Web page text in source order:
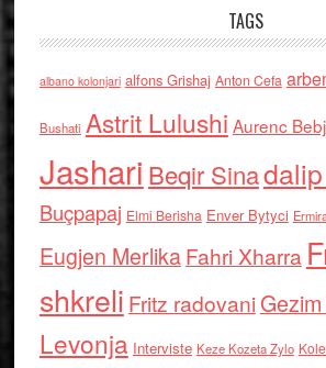
TAGS
albano kolonjari alfons Grishaj Anton Cefa
Bushati Astrit Lulushi Aurenc
Jashari Beqir Sina
Buçpapaj Elmi Berisha Enver Bytyci
Eugjen MerlikaFahri Xharra
shkreli Fritz radovani
Levonja Interviste Keze Kozeta Zylo